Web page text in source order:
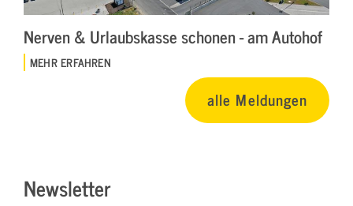
Nerven & Urlaubskasse schonen - am Autohof
MEHR ERFAHREN
alle Meldungen
Newsletter